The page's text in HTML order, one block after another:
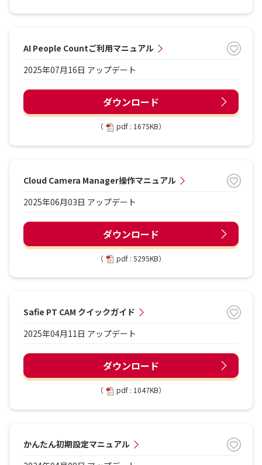
AI People Countご利用マニュアル
2025年07月16日 アップデート
ダウンロード
（ pdf : 1675KB）
Cloud Camera Manager操作マニュアル
2025年06月03日 アップデート
ダウンロード
（ pdf : 5295KB）
Safie PT CAM クイックガイド
2025年04月11日 アップデート
ダウンロード
（ pdf : 1047KB）
かんたん初期設定マニュアル